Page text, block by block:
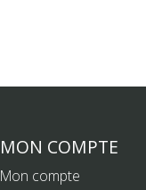
MON COMPTE
Mon compte